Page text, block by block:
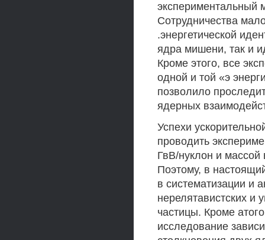
экспериментальный
Сотрудничества
.энергетической
ядра мишени, так и
Кроме этого, все
одной и той «э
позволило
ядерных
Успехи
проводить
ГвВ/нуклон и
Поэтому, в
в систематизации и
нерелятавистских и
частицы. Кроме
исследование